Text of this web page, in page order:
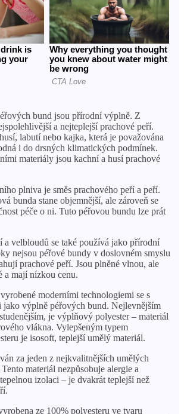
bund jsou přírodní výplně. Z
a nejteplejší prachové peří.
labutí nebo kajka, která je považována
i do drsných klimatických podmínek.
materiály jsou kachní a husí prachové
plniva je směs prachového peří a peří.
bunda stane objemnější, ale zároveň se
péče o ni. Tuto péřovou bundu lze prát
a velbloudů se také používá jako přírodní
nejsou péřové bundy v doslovném smyslu
prachové peří. Jsou plněné vlnou, ale
a mají nízkou cenu.
moderními technologiemi se s
jako výplně péřových bund. Nejlevnějším
je výplňový polyester – materiál
vlákna. Vylepšeným typem
je isosoft, teplejší umělý materiál.
za jeden z nejkvalitnějších umělých
materiál nezpůsobuje alergie a
izolaci – je dvakrát teplejší než
ze 100% polyesteru ve tvaru